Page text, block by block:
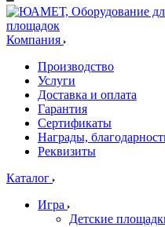
Компания
Производство
Услуги
Доставка и оплата
Гарантия
Сертификаты
Награды,
Реквизиты
Каталог
Игра
Детские